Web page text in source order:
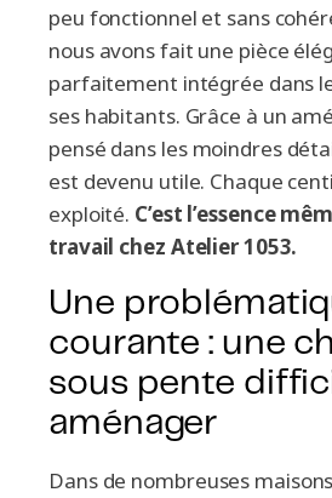
peu fonctionnel et sans
nous avons fait une pièce
parfaitement intégrée dans
ses habitants. Grâce à un
pensé dans les moindres
est devenu utile. Chaque
exploité. C’est l’essence
travail chez Atelier 1053.
Une
courante : une
sous pente
aménager
Dans de nombreuses